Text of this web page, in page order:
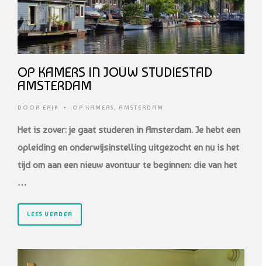
OP KAMERS IN JOUW STUDIESTAD
AMSTERDAM
DOOR ERIK • OP KAMERS, AMSTERDAM
Het is zover: je gaat studeren in Amsterdam. Je hebt een
opleiding en onderwijsinstelling uitgezocht en nu is het
tijd om aan een nieuw avontuur te beginnen: die van het
…
LEES VERDER